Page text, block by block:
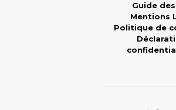
Guide
Mentions
Politique de